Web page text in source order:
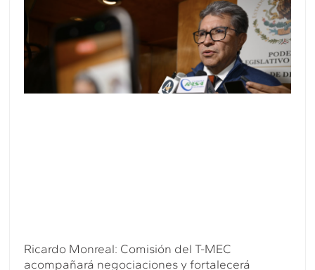
Ricardo Monreal: Comisión del T-MEC
acompañará negociaciones y fortalecerá